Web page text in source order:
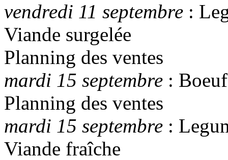
vendredi 11 septembre :
Viande surgelée
Planning des ventes
mardi 15 septembre : Boeuf
Planning des ventes
mardi 15 septembre :
Viande fraîche